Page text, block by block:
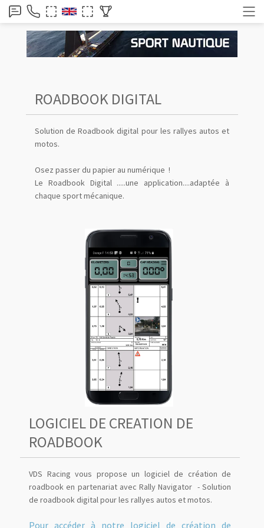
ROADBOOK DIGITAL
Solution de Roadbook digital pour les rallyes autos et
motos.
Osez passer du papier au numérique !
Le Roadbook Digital .....une application....adaptée à
chaque sport mécanique.
LOGICIEL DE CREATION DE
ROADBOOK
VDS Racing vous propose un logiciel de création de
roadbook en partenariat avec Rally Navigator - Solution
de roadbook digital pour les rallyes autos et motos.
Pour accéder à notre logiciel de création de